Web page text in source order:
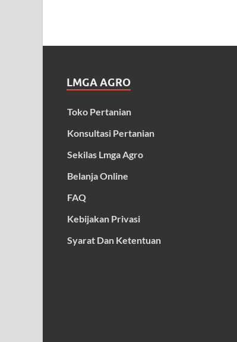
LMGA AGRO
Toko Pertanian
Konsultasi Pertanian
Sekilas Lmga Agro
Belanja Online
FAQ
Kebijakan Privasi
Syarat Dan Ketentuan